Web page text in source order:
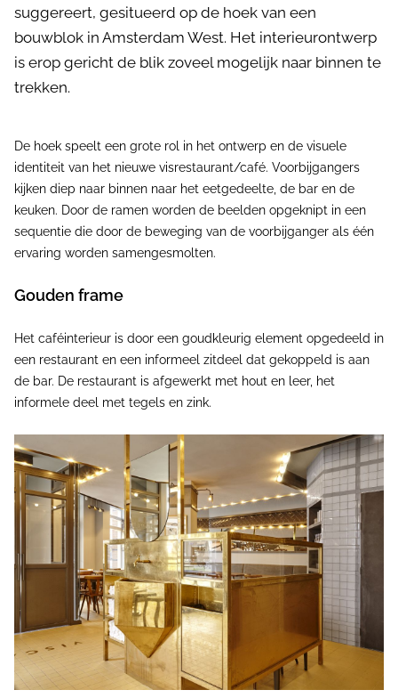
suggereert, gesitueerd op de hoek van een
bouwblok in Amsterdam West. Het interieurontwerp
is erop gericht de blik zoveel mogelijk naar binnen te
trekken.
De hoek speelt een grote rol in het ontwerp en de visuele
identiteit van het nieuwe visrestaurant/café. Voorbijgangers
kijken diep naar binnen naar het eetgedeelte, de bar en de
keuken. Door de ramen worden de beelden opgeknipt in een
sequentie die door de beweging van de voorbijganger als één
ervaring worden samengesmolten.
Gouden frame
Het caféinterieur is door een goudkleurig element opgedeeld in
een restaurant en een informeel zitdeel dat gekoppeld is aan
de bar. De restaurant is afgewerkt met hout en leer, het
informele deel met tegels en zink.